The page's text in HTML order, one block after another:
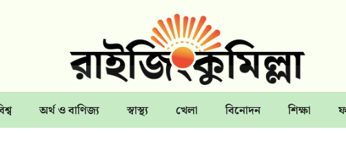
অর্থ ও বাণিজ্য স্বাস্থ্য খেলা বিনোদন শিক্ষা